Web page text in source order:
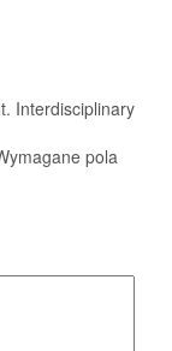
Interdisciplinary
pola